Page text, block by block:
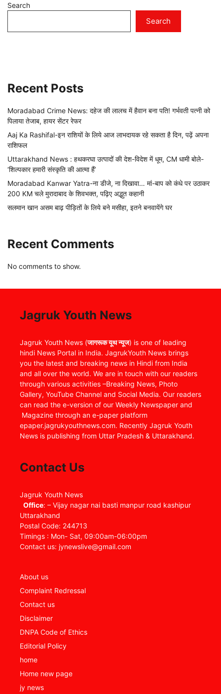
Search
Search
Recent Posts
Moradabad Crime News: दहेज की लालच में हैवान बना पति! गर्भवती पत्नी को
पिलाया तेजाब, हायर सेंटर रेफर
Aaj Ka Rashifal-इन राशियों के लिये आज लाभदायक रहे सकता है दिन, पढ़ें अपना
राशिफल
Uttarakhand News : हथकरघा उत्पादों की देश-विदेश में धूम, CM धामी बोले-
‘शिल्पकार हमारी संस्कृति की आत्मा हैं’
Moradabad Kanwar Yatra-ना डीजे, ना दिखावा… मां-बाप को कंधे पर उठाकर
200 KM चले मुरादाबाद के शिवभक्त, पढ़िए अद्भुत कहानी
सलमान खान असम बाढ़ पीड़ितों के लिये बने मसीहा, इतने बनवायेंगे घर
Recent Comments
No comments to show.
Jagruk Youth News
Jagruk Youth News (जागरूक यूथ न्यूज) is one of leading
hindi News Portal in India. JagrukYouth News brings
you the latest and breaking news in Hindi from India
and all over the world. We are in touch with our readers
through various activities –Breaking News, Photo
Gallery, YouTube Channel and Social Media. Our readers
can read the e-version of our Weekly Newspaper and
Magazine through an e-paper platform
epaper.jagrukyouthnews.com. Recently Jagruk Youth
News is publishing from Uttar Pradesh & Uttarakhand.
Contact Us
Jagruk Youth News
Office: – Vijay nagar nai basti manpur road kashipur
Uttarakhand
Postal Code: 244713
Timings : Mon- Sat, 09:00am-06:00pm
Contact us: jynewslive@gmail.com
About us
Complaint Redressal
Contact us
Disclaimer
DNPA Code of Ethics
Editorial Policy
home
Home new page
jy news